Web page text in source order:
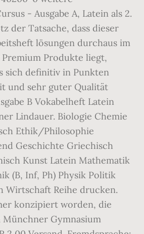
- Ausgabe A, Latein als 2.
der Tatsache, dass dieser
lösungen durchaus im
Produkte liegt,
sich definitiv in Punkten
und sehr guter Qualität
B Vokabelheft Latein
Lindauer. Biologie Chemie
Ethik/Philosophie
Geschichte Griechisch
Kunst Latein Mathematik
(B, Inf, Ph) Physik Politik
Wirtschaft Reihe drucken.
konzipiert worden, die
Gymnasium